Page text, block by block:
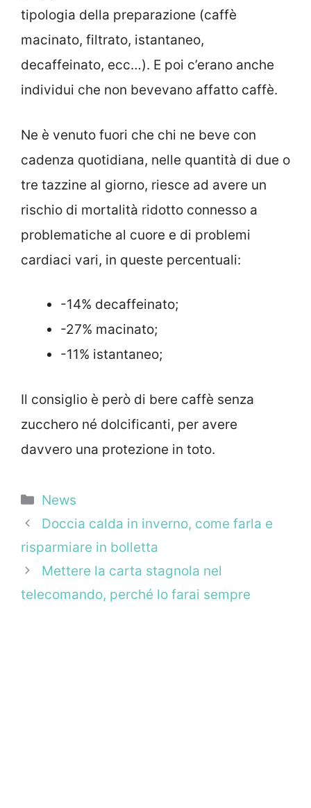
tipologia della preparazione (caffè
macinato, filtrato, istantaneo,
decaffeinato, ecc…). E poi c’erano anche
individui che non bevevano affatto caffè.
Ne è venuto fuori che chi ne beve con
cadenza quotidiana, nelle quantità di due o
tre tazzine al giorno, riesce ad avere un
rischio di mortalità ridotto connesso a
problematiche al cuore e di problemi
cardiaci vari, in queste percentuali:
-14% decaffeinato;
-27% macinato;
-11% istantaneo;
Il consiglio è però di bere caffè senza
zucchero né dolcificanti, per avere
davvero una protezione in toto.
Categorie
News
Doccia calda in inverno, come farla e
risparmiare in bolletta
Mettere la carta stagnola nel
telecomando, perché lo farai sempre